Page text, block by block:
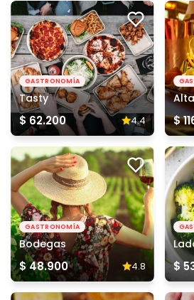
GASTRONOMÍA
Tasty
$ 62.200 4.4 $
GASTRONOMÍA
Bodegas
$ 48.900 4.8 $